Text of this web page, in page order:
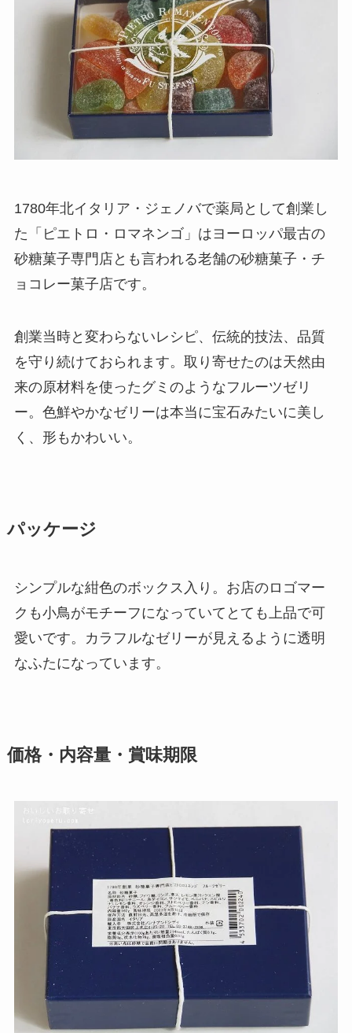
1780年北イタリア・ジェノバで薬局として創業し
た「ピエトロ・ロマネンゴ」はヨーロッパ最古の
砂糖菓子専門店とも言われる老舗の砂糖菓子・チ
ョコレー菓子店です。
創業当時と変わらないレシピ、伝統的技法、品質
を守り続けておられます。取り寄せたのは天然由
来の原材料を使ったグミのようなフルーツゼリ
ー。色鮮やかなゼリーは本当に宝石みたいに美し
く、形もかわいい。
パッケージ
シンプルな紺色のボックス入り。お店のロゴマー
クも小鳥がモチーフになっていてとても上品で可
愛いです。カラフルなゼリーが見えるように透明
なふたになっています。
価格・内容量・賞味期限